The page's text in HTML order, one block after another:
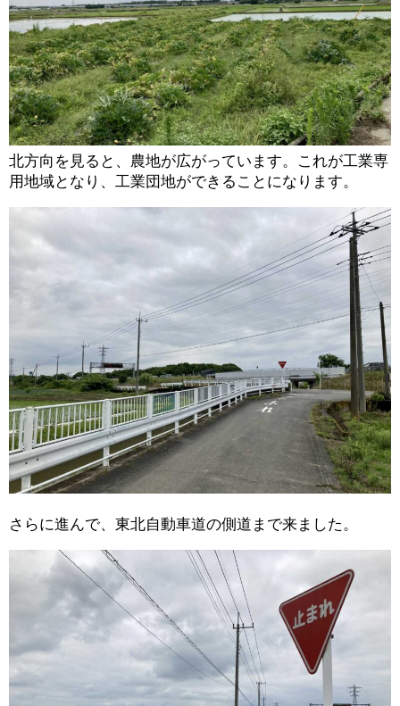
北方向を見ると、農地が広がっています。これが工業専
用地域となり、工業団地ができることになります。
さらに進んで、東北自動車道の側道まで来ました。